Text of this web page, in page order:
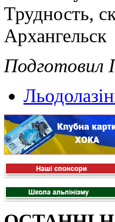
Трудность,
Архангельск
Подготовил